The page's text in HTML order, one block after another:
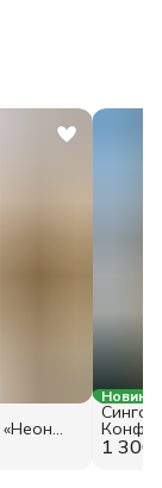
см 1 300